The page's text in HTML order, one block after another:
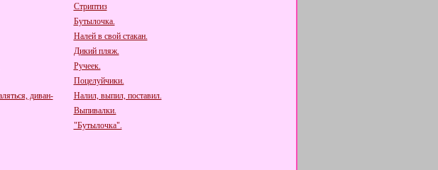
Стриптиз
Бутылочка.
Налей в свой стакан.
Дикий пляж.
Ручеек.
Поцелуйчики.
диван-
Налил, выпил, поставил.
Выпивалки.
"Бутылочка".